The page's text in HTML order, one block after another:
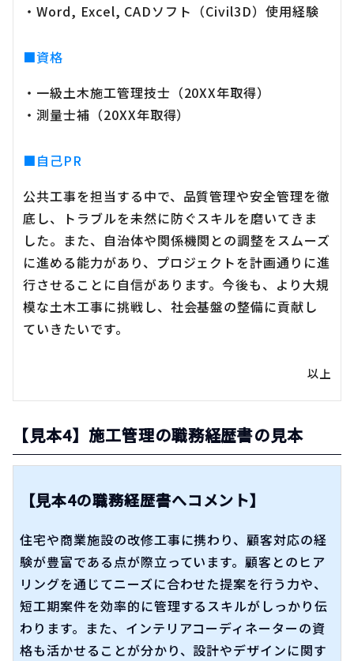
・Word, Excel, CADソフト（Civil3D）使用経験
■資格
・一級土木施工管理技士（20XX年取得）
・測量士補（20XX年取得）
■自己PR
公共工事を担当する中で、品質管理や安全管理を徹
底し、トラブルを未然に防ぐスキルを磨いてきま
した。また、自治体や関係機関との調整をスムーズ
に進める能力があり、プロジェクトを計画通りに進
行させることに自信があります。今後も、より大規
模な土木工事に挑戦し、社会基盤の整備に貢献し
ていきたいです。
以上
【見本4】施工管理の職務経歴書の見本
【見本4の職務経歴書へコメント】
住宅や商業施設の改修工事に携わり、顧客対応の経
験が豊富である点が際立っています。顧客とのヒア
リングを通じてニーズに合わせた提案を行う力や、
短工期案件を効率的に管理するスキルがしっかり伝
わります。また、インテリアコーディネーターの資
格も活かせることが分かり、設計やデザインに関す